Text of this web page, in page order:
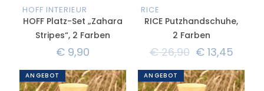
HOFF INTERIEUR
HOFF Platz-Set „Zahara
Stripes“, 2 Farben
€ 9,90
RICE
RICE Putzhandschuhe,
2 Farben
€26,90 €13,45
ANGEBOT ANGEBOT